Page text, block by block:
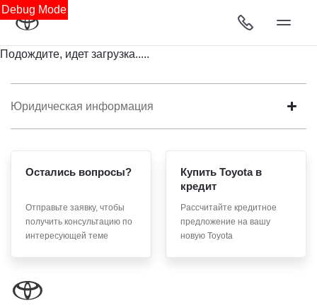
Debug Mode
Подождите, идет загрузка.....
Юридическая информация
Остались вопросы?
Отправьте заявку, чтобы
получить консультацию по
интересующей теме
Купить Toyota в
кредит
Рассчитайте кредитное
предложение на вашу
новую Toyota